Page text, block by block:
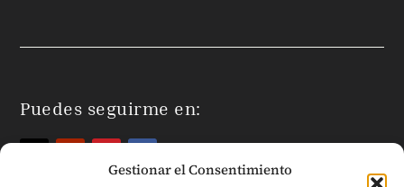
Gestionar el Consentimiento
Puedes seguirme en: